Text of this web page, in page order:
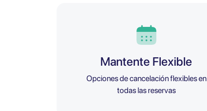
Mantente Flexible
Opciones de cancelación flexibles en
todas las reservas